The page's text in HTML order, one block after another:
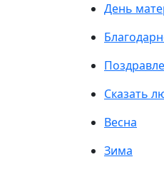
День
Сказать
Весна
Зима